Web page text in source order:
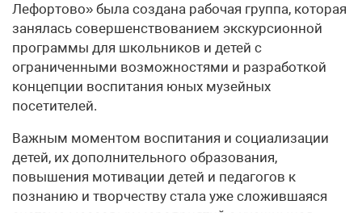
Лефортово» была создана рабочая группа, которая
занялась совершенствованием экскурсионной
программы для школьников и детей с
ограниченными возможностями и разработкой
концепции воспитания юных музейных
посетителей.
Важным моментом воспитания и социализации
детей, их дополнительного образования,
повышения мотивации детей и педагогов к
познанию и творчеству стала уже сложившаяся